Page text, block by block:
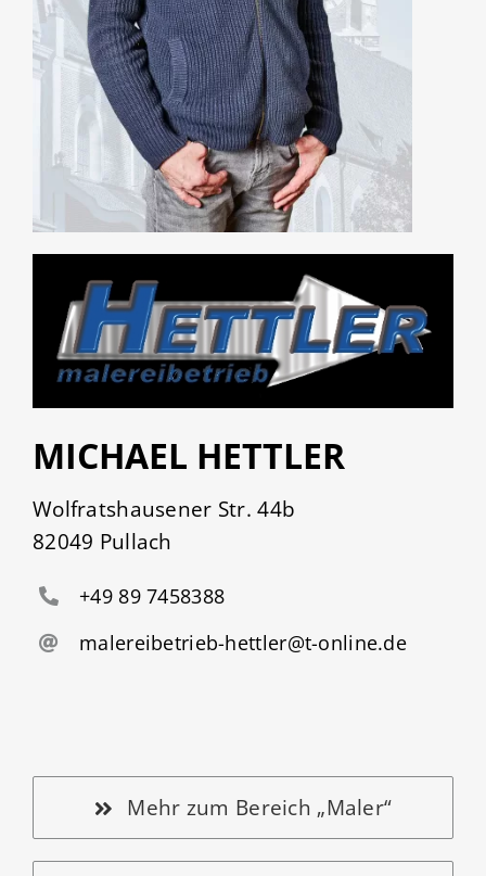
MICHAEL HETTLER
Wolfratshausener Str. 44b
82049 Pullach
‭+49 89 7458388
malereibetrieb-hettler@t-online.de
Mehr zum Bereich „Maler“